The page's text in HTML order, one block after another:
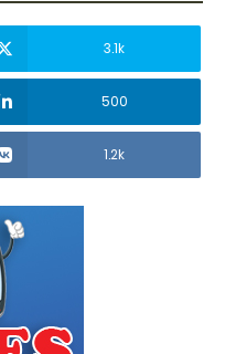
3.1k
500
1.2k